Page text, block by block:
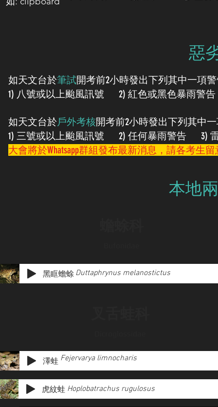
惡
如天文台於筆試開考前2小時發出下列其中一項
1) 八號或以上颱風訊號 2) 紅色或黑色暴雨警告
如天文台於戶外考核開考前2小時發出下列其中
1) 三號或以上颱風訊號 2) 任何暴雨警告 3)
大會將於Whatsapp群組發布最新消息，請各考生
本地
黑眶蟾蜍 Duttaphrynus melanostictus
澤蛙
虎紋蛙
Fejervarya limnocharis
Hoplobatrachus rugulosus